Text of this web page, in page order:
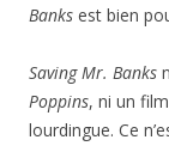
Banks est bien
Saving Mr. Banks
Poppins, ni un
lourdingue. Ce